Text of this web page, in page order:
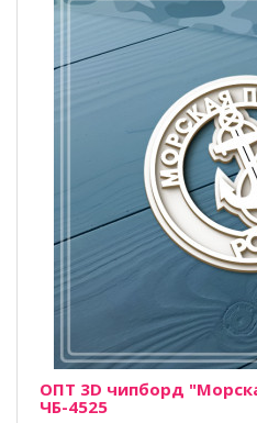
ОПТ 3D чипборд
ЧБ-4525